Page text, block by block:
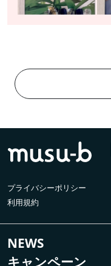
プライバシーポリシー
利用規約
NEWS
キャンペーン